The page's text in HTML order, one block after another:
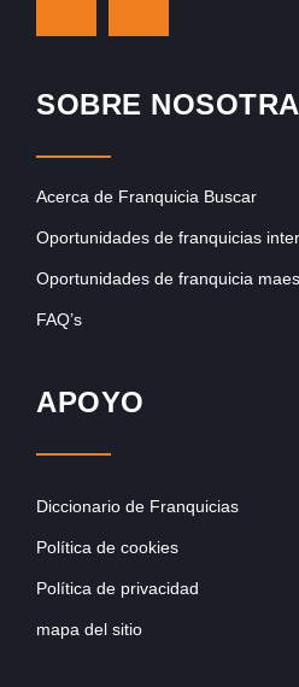
SOBRE
Acerca de Franquicia Buscar
Oportunidades de franquicias
Oportunidades de franquicia
FAQ’s
APOYO
Diccionario de Franquicias
Política de cookies
Política de privacidad
mapa del sitio